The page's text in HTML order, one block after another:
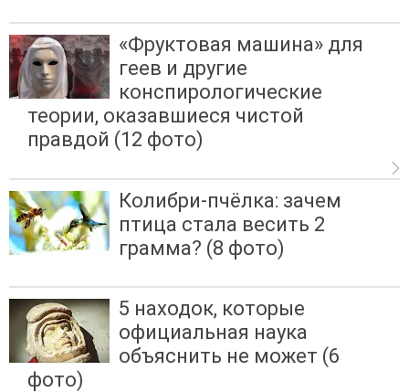
«Фруктовая машина» для
геев и другие
конспирологические
теории, оказавшиеся чистой
правдой (12 фото)
Колибри-пчёлка: зачем
птица стала весить 2
грамма? (8 фото)
5 находок, которые
официальная наука
объяснить не может (6
фото)